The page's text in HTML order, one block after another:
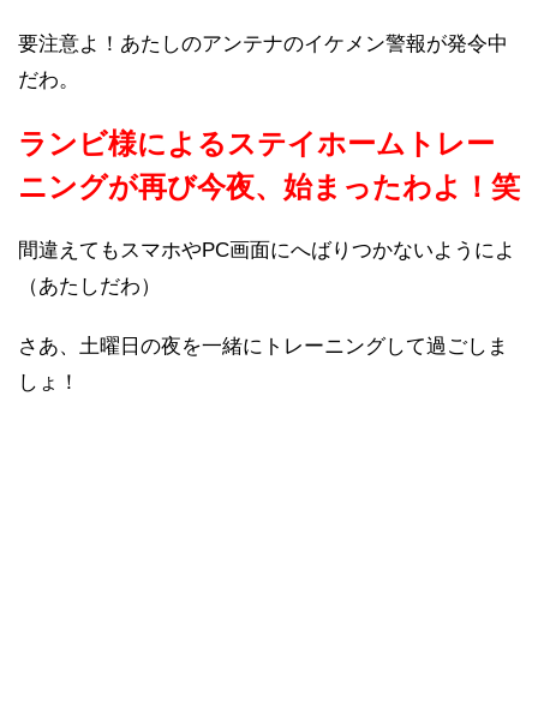
要注意よ！あたしのアンテナのイケメン警報が発令中
だわ。
ランビ様によるステイホームトレー
ニングが再び今夜、始まったわよ！笑
間違えてもスマホやPC画面にへばりつかないようによ
（あたしだわ）
さあ、土曜日の夜を一緒にトレーニングして過ごしま
しょ！